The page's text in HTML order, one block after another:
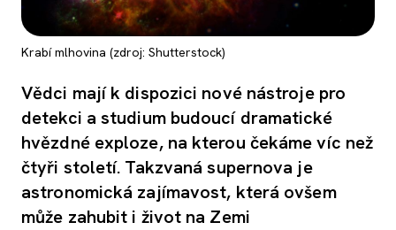
Krabí mlhovina (zdroj: Shutterstock)
Vědci mají k dispozici nové nástroje pro
detekci a studium budoucí dramatické
hvězdné exploze, na kterou čekáme víc než
čtyři století. Takzvaná supernova je
astronomická zajímavost, která ovšem
může zahubit i život na Zemi